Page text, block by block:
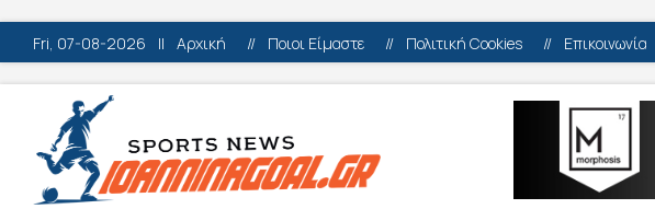
Fri, 07-08-2026 || Αρχική // Ποιοι Είμαστε // Πολιτική Cookies // Επικοινωνία